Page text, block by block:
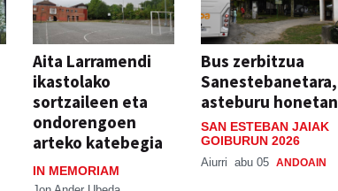
Aita Larramendi
ikastolako
sortzaileen eta
ondorengoen
arteko katebegia
IN MEMORIAM
Bus zerbitzua
Sanestebanetara,
asteburu honetan
SAN ESTEBAN JAIAK
GOIBURUN 2026
Aiurri abu 05 ANDOAIN